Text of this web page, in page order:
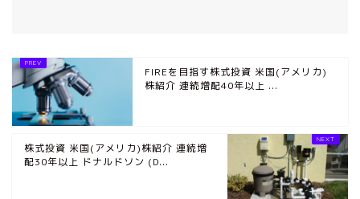
FIREを目指す株式投資 米国(アメリカ)
株紹介 連続増配40年以上 ...
株式投資 米国(アメリカ)株紹介 連続増
配30年以上 ドナルドソン (D...